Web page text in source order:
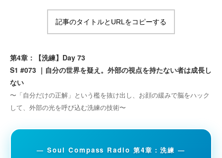
記事のタイトルとURLをコピーする
第4章：【洗練】Day 73
S1 #073 ｜自分の世界を疑え。外部の視点を持たない者は成長し
ない
〜「自分だけの正解」という檻を抜け出し、お顔の緩みで脳をハック
して、外部の光を呼び込む洗練の技術〜
― Soul Compass Radio 第4章：洗練 ―